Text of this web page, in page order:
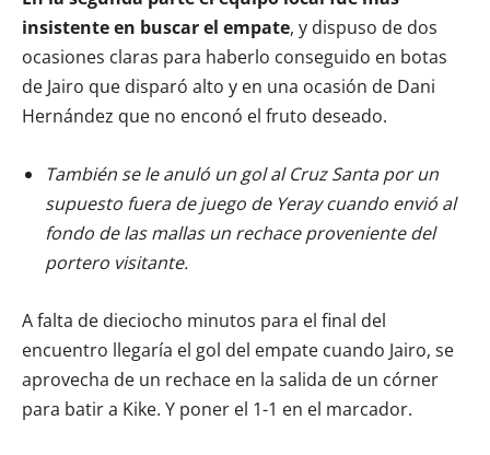
insistente en buscar el empate, y dispuso de dos
ocasiones claras para haberlo conseguido en botas
de Jairo que disparó alto y en una ocasión de Dani
Hernández que no enconó el fruto deseado.
También se le anuló un gol al Cruz Santa por un
supuesto fuera de juego de Yeray cuando envió al
fondo de las mallas un rechace proveniente del
portero visitante.
A falta de dieciocho minutos para el final del
encuentro llegaría el gol del empate cuando Jairo, se
aprovecha de un rechace en la salida de un córner
para batir a Kike. Y poner el 1-1 en el marcador.